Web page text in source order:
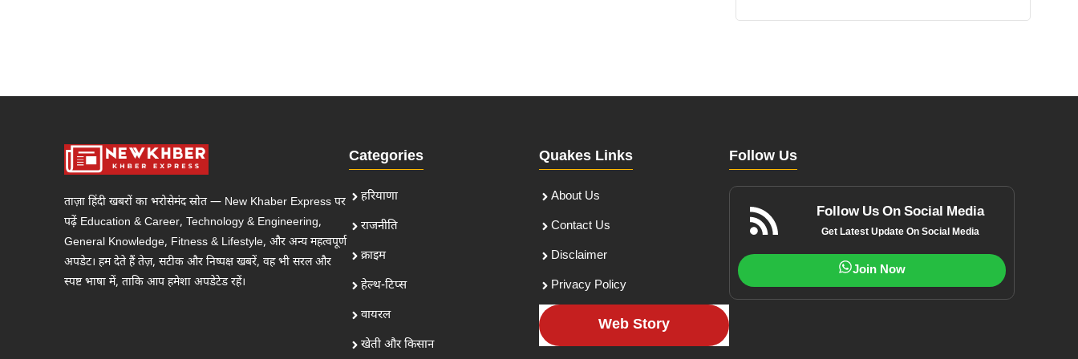
ताज़ा हिंदी खबरों का भरोसेमंद स्रोत — New Khaber Express पर
पढ़ें Education & Career, Technology & Engineering,
General Knowledge, Fitness & Lifestyle, और अन्य महत्वपूर्ण
अपडेट। हम देते हैं तेज़, सटीक और निष्पक्ष खबरें, वह भी सरल और
स्पष्ट भाषा में, ताकि आप हमेशा अपडेटेड रहें।
Categories
हरियाणा
राजनीति
क्राइम
हेल्थ-टिप्स
वायरल
खेती और किसान
Quakes Links
About Us
Contact Us
Disclaimer
Privacy Policy
Web Story
Follow Us
Follow Us On Social Media
Get Latest Update On Social Media
Join Now